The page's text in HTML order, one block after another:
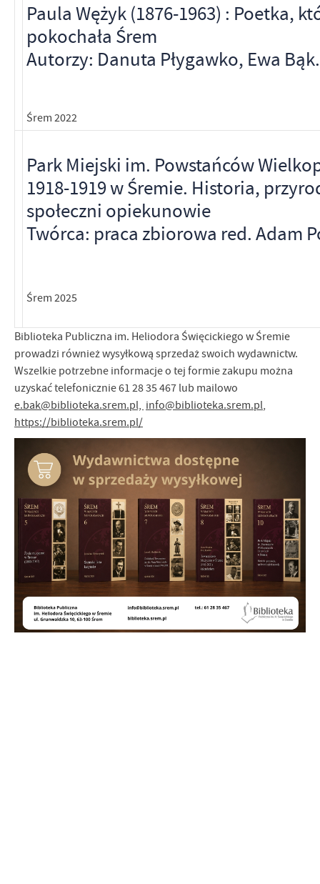
Paula Wężyk (1876-1963) : Poetka,
pokochała Śrem
Autorzy: Danuta Płygawko, Ewa Bąk.
Śrem 2022
Park Miejski im. Powstańców
1918-1919 w Śremie. Historia,
społeczni opiekunowie
Twórca: praca zbiorowa red. Adam
Śrem 2025
Biblioteka Publiczna im. Heliodora Święcickiego w Śremie
prowadzi również wysyłkową sprzedaż swoich wydawnictw.
Wszelkie potrzebne informacje o tej formie zakupu można
uzyskać telefonicznie 61 28 35 467 lub mailowo
e.bak@biblioteka.srem.pl, info@biblioteka.srem.pl,
https://biblioteka.srem.pl/